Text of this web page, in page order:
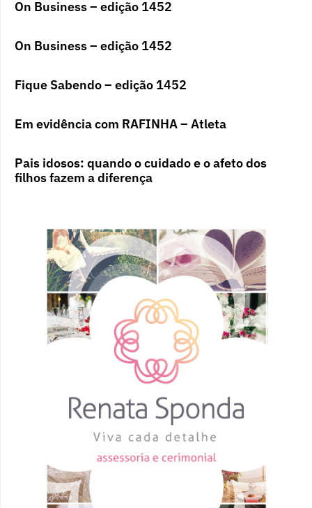
On Business – edição 1452
On Business – edição 1452
Fique Sabendo – edição 1452
Em evidência com RAFINHA – Atleta
Pais idosos: quando o cuidado e o afeto dos
filhos fazem a diferença